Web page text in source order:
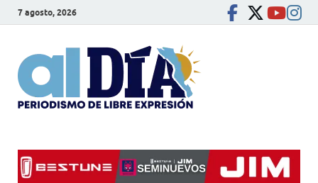
7 agosto, 2026